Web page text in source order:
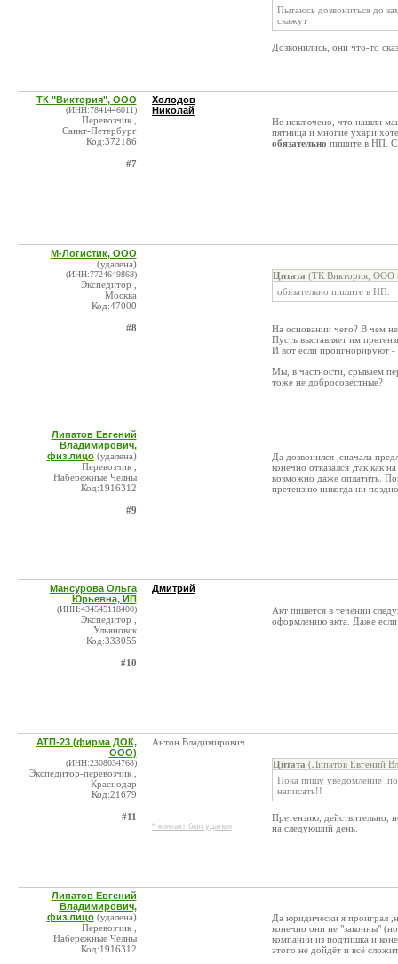
Пытаюсь дозвониться до
скажут
Дозвонились, они что-то
ТК "Виктория", ООО
(ИНН:7841446011)
Перевозчик ,
Санкт-Петербург
Код:372186
#7
Холодов
Николай
Не исключено, что нашли
пятница и многие ухари
обязательно пишите в НП. С
М-Логистик, ООО
(удалена)
(ИНН:7724649868)
Экспедитор ,
Москва
Код:47000
#8
Цитата (ТК Виктория, ООО
обязательно пишите в НП.
На основании чего? В чем
Пусть выставляет им
И вот если проигнорируют -
Мы, в частности, срываем
тоже не добросовестные?
Липатов Евгений
Владимирович,
физ.лицо (удалена)
Перевозчик ,
Набережные Челны
Код:1916312
#9
Да дозвонился ,сначала
конечно отказался ,так как
возможно даже оплатить.
претензию никогда ни
Мансурова Ольга
Юрьевна, ИП
(ИНН:434545118400)
Экспедитор ,
Ульяновск
Код:333055
#10
Дмитрий
Акт пишется в течении
оформлению акта. Даже если
АТП-23 (фирма ДОК,
ООО)
(ИНН:2308034768)
Экспедитор-перевозчик ,
Краснодар
Код:21679
#11
Антон Владимирович
* контакт был удален
Цитата (Липатов Евгений
Пока пишу уведомление
написать!!
Претензию, действительно,
на следующий день.
Липатов Евгений
Владимирович,
физ.лицо (удалена)
Перевозчик ,
Набережные Челны
Код:1916312
Да юридически я проиграл
конечно они не "законны"
компании из подтишка и
этого не дойдёт и всё